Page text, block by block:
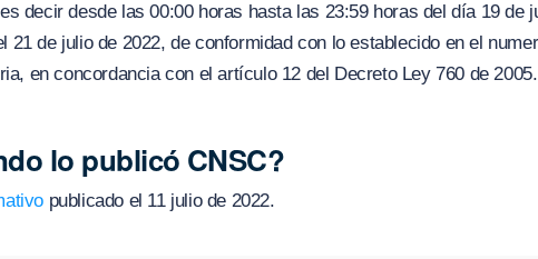
decir desde las 00:00 horas hasta las 23:59 horas del día 19 de
21 de julio de 2022, de conformidad con lo establecido en el
en concordancia con el artículo 12 del Decreto Ley 760 de 2005.
lo publicó CNSC?
publicado el 11 julio de 2022.